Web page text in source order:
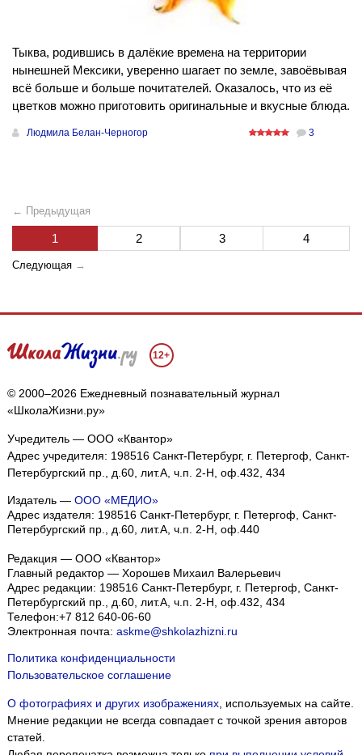
Тыква, родившись в далёкие времена на территории
нынешней Мексики, уверенно шагает по земле, завоёвывая
всё больше и больше почитателей. Оказалось, что из её
цветков можно приготовить оригинальные и вкусные блюда.
Людмила Белан-Черногор 3
← Предыдущая
1 2 3 4
Следующая →
12+
© 2000–2026 Ежедневный познавательный журнал
«ШколаЖизни.ру»
Учредитель — ООО «Квантор»
Адрес учредителя: 198516 Санкт-Петербург, г. Петергоф, Санкт-
Петербургский пр., д.60, лит.А, ч.п. 2-Н, оф.432, 434
Издатель — ООО «МЕДИО»
Адрес издателя: 198516 Санкт-Петербург, г. Петергоф, Санкт-
Петербургский пр., д.60, лит.А, ч.п. 2-Н, оф.440
Редакция — ООО «Квантор»
Главный редактор — Хорошев Михаил Валерьевич
Адрес редакции: 198516 Санкт-Петербург, г. Петергоф Санкт-
Петербургский пр., д.60, лит.А, ч.п. 2-Н, оф.432, 434
Телефон:+7 812 640-06-60
Электронная почта: askme@shkolazhizni.ru
Политика конфиденциальности
Пользовательское соглашение
О фотографиях и других изображениях, используемых на сайте.
Мнение редакции не всегда совпадает с точкой зрения авторов
статей.